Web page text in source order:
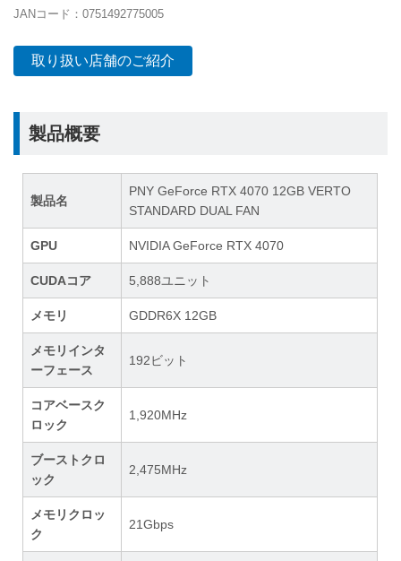
JANコード：0751492775005
取り扱い店舗のご紹介
製品概要
製品名
PNY GeForce RTX 4070 12GB VERTO
STANDARD DUAL FAN
GPU NVIDIA GeForce RTX 4070
CUDAコア 5,888ユニット
メモリ GDDR6X 12GB
メモリインタ
ーフェース
192ビット
コアベースク
ロック
1,920MHz
ブーストクロ
ック
2,475MHz
メモリクロッ
ク
21Gbps